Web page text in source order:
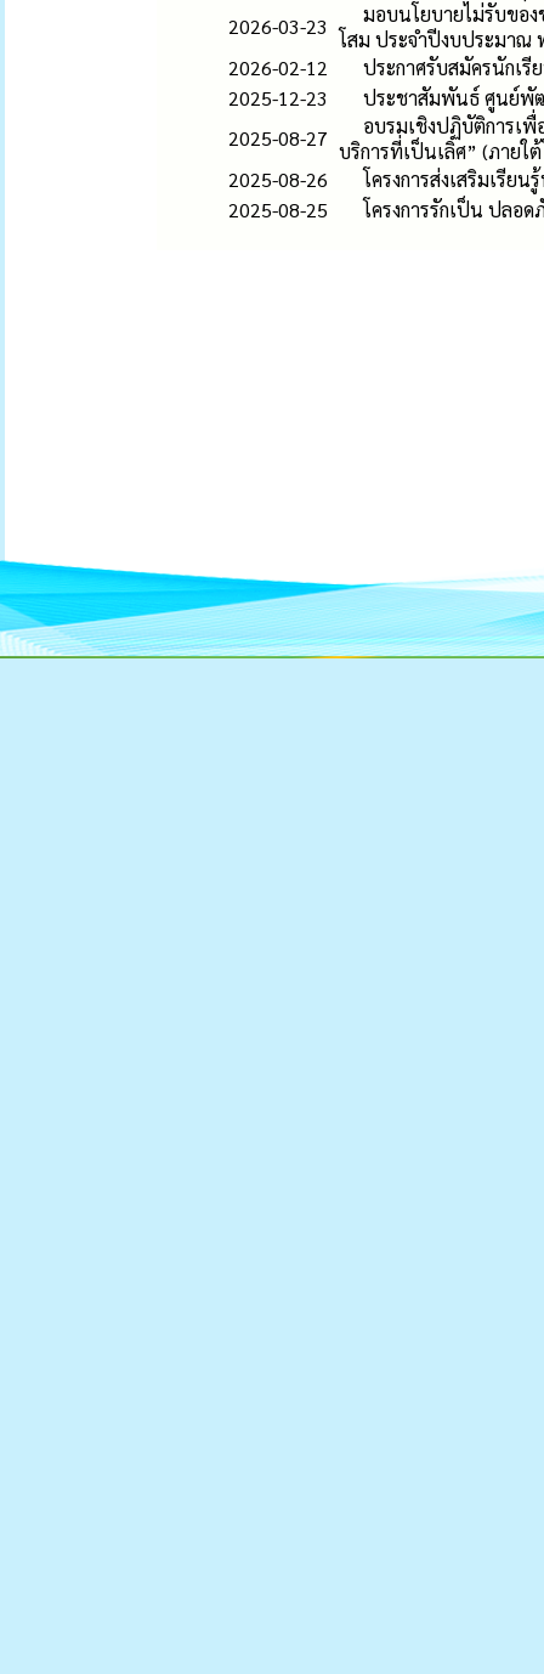
2026-03-23
มอบนโยบายไม่รับขอ
โสม ประจำปีงบประมาณ
2026-02-12
ประกาศรับสมัครนักเรี
2025-12-23
ประชาสัมพันธ์ ศูนย์พั
2025-08-27
อบรมเชิงปฏิบัติการเ
บริการที่เป็นเลิศ” (ภายใ
2025-08-26
โครงการส่งเสริมเรีย
2025-08-25
โครงการรักเป็น ปลอ